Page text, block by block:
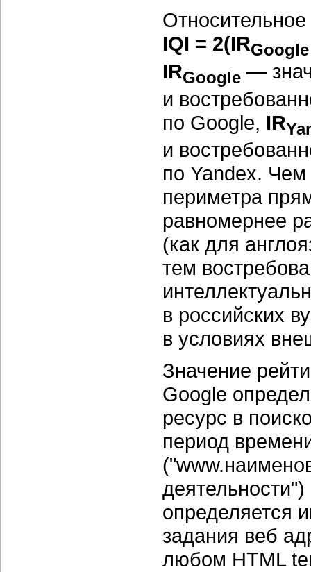
Относительное
IQI = 2(IRGoogle
IRGoogle —
и
по Google, IR
и
по Yandex. Чем
периметра
равномернее
(как для
тем
в российских
в условиях
Значение
Google
ресурс в
период
определяется
задания веб
любом HTML